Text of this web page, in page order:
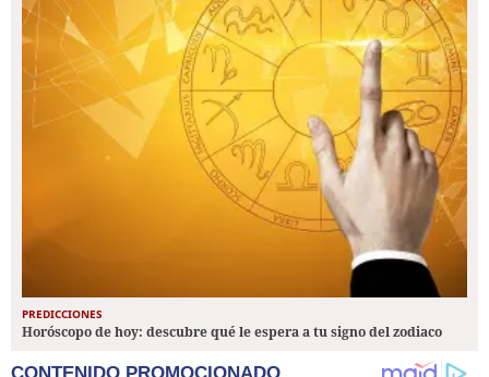
PREDICCIONES
Horóscopo de hoy: descubre qué le espera a tu signo del zodiaco
CONTENIDO PROMOCIONADO